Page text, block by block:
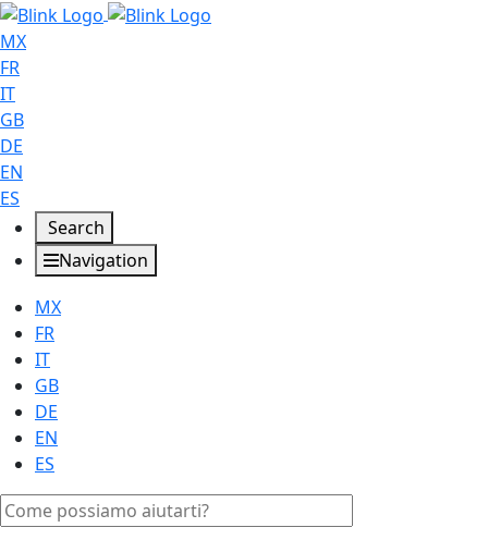
MX
FR
IT
GB
DE
EN
ES
Search
Navigation
MX
FR
IT
GB
DE
EN
ES